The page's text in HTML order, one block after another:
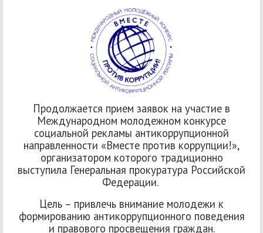
Продолжается прием заявок на участие в
Международном молодежном конкурсе
социальной рекламы антикоррупционной
направленности «Вместе против коррупции!»,
организатором которого традиционно
выступила Генеральная прокуратура Российской
Федерации.
Цель – привлечь внимание молодежи к
формированию антикоррупционного поведения
и правового просвещения граждан.